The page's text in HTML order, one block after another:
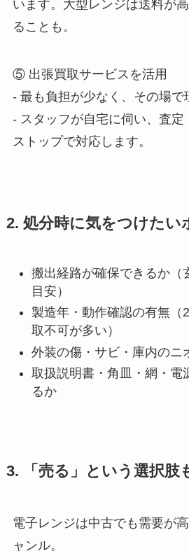
います。大型レンジは送料が
ることも。
⑤ 出張買取サービスを活用
‐ 最も負担が少なく、その場で
‐ スタッフが自宅に伺い、査
ストップで対応します。
2. 処分時に気をつけたい
搬出経路が確保できるか（
目安）
製造年・動作確認の有無（
取不可が多い）
外装の傷・サビ・庫内のニ
取扱説明書・角皿・網・電
るか
3. 「売る」という選択肢
電子レンジは中古でも需要が
ャンル。